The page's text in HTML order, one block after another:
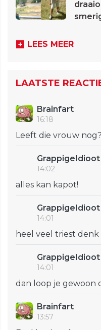
LEES MEER
LAATSTE
Brainfart
16:18
Leeft die vrouw nog?
GrappigeIdioot
14:02
alles kan kapot!
GrappigeIdioot
14:01
heel veel triest denk
GrappigeIdioot
14:01
dan loop je gewoon
Brainfart
13:57